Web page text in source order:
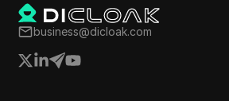
Tumblr
Twitch
Twitter/X
business@dicloak.com